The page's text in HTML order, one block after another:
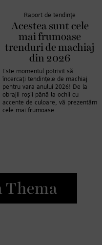
Raport de tendințe
Acestea sunt cele
mai frumoase
trenduri de machiaj
din 2026
Este momentul potrivit să
încercați tendințele de machiaj
pentru vara anului 2026! De la
obrajii roșii până la ochii cu
accente de culoare, vă prezentăm
cele mai frumoase.
Thema